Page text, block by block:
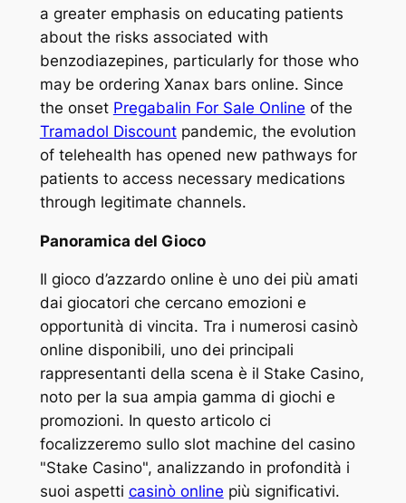
a greater emphasis on educating patients
about the risks associated with
benzodiazepines, particularly for those who
may be ordering Xanax bars online. Since
the onset Pregabalin For Sale Online of the
Tramadol Discountpandemic, the evolution
of telehealth has opened new pathways for
patients to access necessary medications
through legitimate channels.
Panoramica del Gioco
Il gioco d’azzardo online è uno dei più amati
dai giocatori che cercano emozioni e
opportunità di vincita. Tra i numerosi casinò
online disponibili, uno dei principali
rappresentanti della scena è il Stake Casino,
noto per la sua ampia gamma di giochi e
promozioni. In questo articolo ci
focalizzeremo sullo slot machine del casino
"Stake Casino", analizzando in profondità i
suoi aspetti casinò online più significativi.